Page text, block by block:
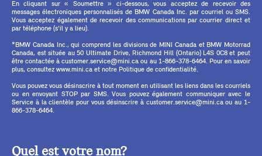
En cliquant sur « Soumettre » ci-dessous, vous acceptez de recevoir des
messages électroniques personnalisés de BMW Canada Inc. par courriel ou SMS.
Vous acceptez également de recevoir des communications par courrier direct et
par téléphone (s'il y a lieu).
*BMW Canada Inc., qui comprend les divisions de MINI Canada et BMW Motorrad
Canada, est située au 50 Ultimate Drive, Richmond Hill (Ontario) L4S 0C8 et peut
être contactée à customer.service@mini.ca ou au 1-866-378-6464. Pour en savoir
plus, consultez www.mini.ca et notre Politique de confidentialité.
Vous pouvez vous désinscrire à tout moment en utilisant les liens dans les courriels
ou en envoyant STOP par SMS. Vous pouvez également communiquer avec le
Service à la clientèle pour vous désinscrire à customer.service@mini.ca ou au 1-
866-378-6464.
Quel est votre nom?